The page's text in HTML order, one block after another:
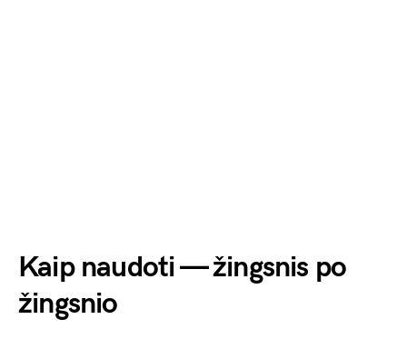
Kaip naudoti — žingsnis po
žingsnio